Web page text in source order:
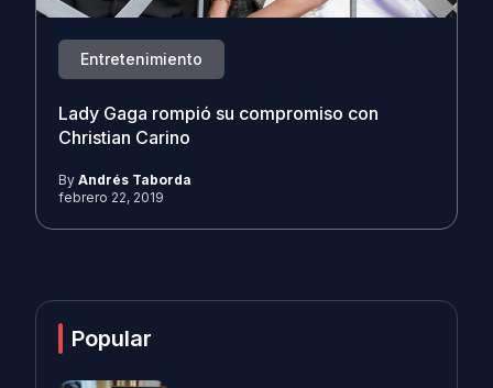
Entretenimiento
Lady Gaga rompió su compromiso con
Christian Carino
By Andrés Taborda
febrero 22, 2019
Popular